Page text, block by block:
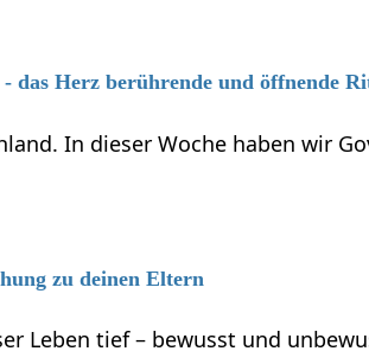
- das Herz berührende und öffnende
In dieser Woche haben wir
zu deinen Eltern
Leben tief – bewusst und